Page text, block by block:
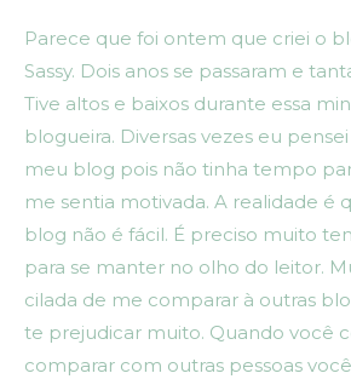
Parece que foi ontem que criei o
Sassy. Dois anos se passaram e
Tive altos e baixos durante essa
blogueira. Diversas vezes eu
meu blog pois não tinha tempo
me sentia motivada. A realidade é
blog não é fácil. É preciso muito
para se manter no olho do leitor.
cilada de me comparar à outras
te prejudicar muito. Quando você
comparar com outras pessoas